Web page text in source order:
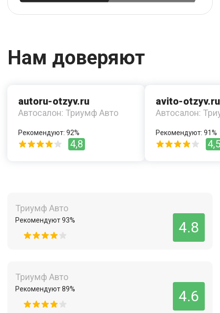
Нам доверяют
autoru-otzyv.ru
Автосалон: Триумф Авто
Рекомендуют: 92%
4,8
avito-otzyv.ru
Автосалон:
Рекомендуют: 91%
4,5
Триумф Авто
Рекомендуют 93% 4.8
Триумф Авто
Рекомендуют 89% 4.6